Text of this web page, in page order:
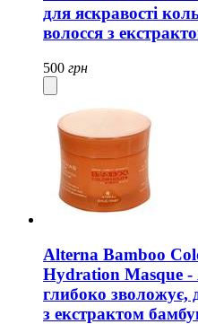
для яскравості
волосся з
500 грн
Alterna Bamboo
Hydration Masque
глибоко зволожує,
з екстрактом